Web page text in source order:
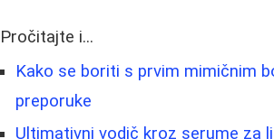
Pročitajte i...
Kako se boriti s prvim mimičnim
preporuke
Ultimativni vodič kroz serume za